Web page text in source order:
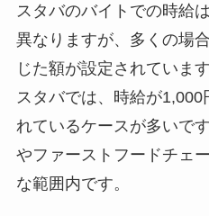
スタバのバイトでの時給
異なりますが、多くの場
じた額が設定されていま
スタバでは、時給が1,000
れているケースが多いで
やファーストフードチェ
な範囲内です。